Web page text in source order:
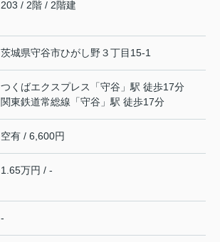
203 / 2階 / 2階建
茨城県守谷市ひがし野３丁目15-1
つくばエクスプレス 「守谷 」駅 徒歩17分
関東鉄道常総線 「守谷 」駅 徒歩17分
空有 / 6,600円
1.65万円 / -
-